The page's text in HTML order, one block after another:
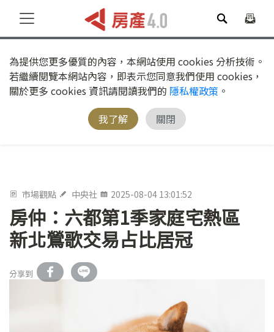
為提供您更多優質的內容，本網站使用 cookies 分析技術。
若繼續閱覽本網站內容，即表示您同意我們使用 cookies，
關於更多 cookies 資訊請閱讀我們的 隱私權政策 。
我了解
關閉
市場觀點 中央社 2025-08-04 13:01:52
房仲：六都第1季家庭宅熱區
新北鶯歌交易占比居冠
分享到